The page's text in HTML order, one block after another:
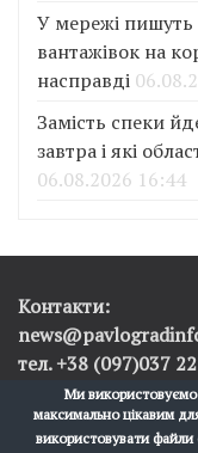
У мережі пишуть
вантажівок на
насправді
Замість спеки
завтра і які
06.08.2026 16:44
Контакти:
тел. +38 (097)037
Pavlograd.info © 2017-
Ми
максимально цікавим
використовувати